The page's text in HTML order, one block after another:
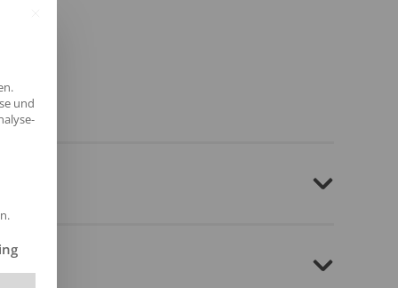
und
kann. Die erste Service-Gruppe ist essenziell und kann